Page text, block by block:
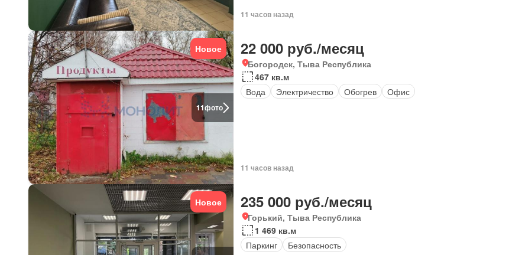
11 часов назад
11фото
Новое 22 000 руб./месяц
Богородск, Тыва Республика
467 кв.м
Вода
Электричество Обогрев Офис
11 часов назад
Новое 235 000 руб./месяц
Горький, Тыва Республика
1 469 кв.м
Паркинг
Безопасность